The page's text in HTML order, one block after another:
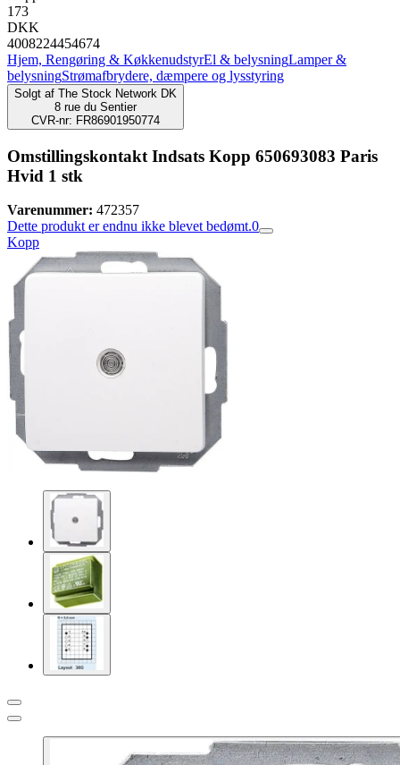
173
DKK
4008224454674
Hjem, Rengøring & KøkkenudstyrEl & belysningLamper &
belysningStrømafbrydere, dæmpere og lysstyring
Solgt af The Stock Network DK
8 rue du Sentier
CVR-nr: FR86901950774
Omstillingskontakt Indsats Kopp 650693083 Paris
Hvid 1 stk
Varenummer: 472357
Dette produkt er endnu ikke blevet bedømt.0
Kopp